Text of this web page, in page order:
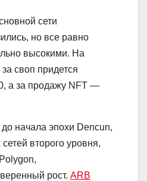
сети
но все равно
высокими. На
своп придется
а за продажу NFT —
начала эпохи Dencun,
второго уровня,
рост. ARB